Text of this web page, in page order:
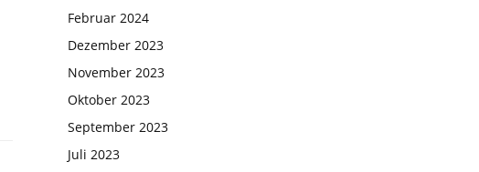
Februar 2024
Dezember 2023
November 2023
Oktober 2023
September 2023
Juli 2023